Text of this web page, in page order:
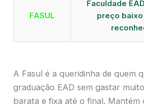
FASUL
Faculdade
preço
A Fasul é a queridinha de quem
graduação EAD sem gastar
barata e fixa até o final. Mantém